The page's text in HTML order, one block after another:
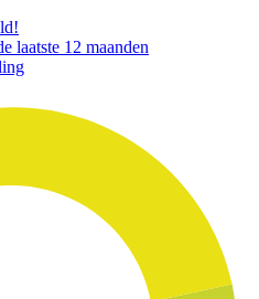
laatste 12 maanden